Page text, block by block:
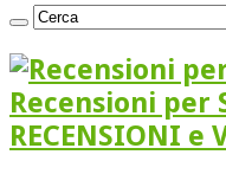
Recensioni per
RECENSIONI e